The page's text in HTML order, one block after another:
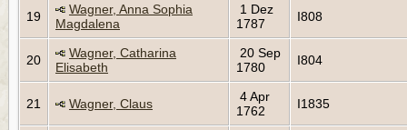
19
Wagner, Anna Sophia
Magdalena
1 Dez
1787
I808
20
Wagner, Catharina
Elisabeth
20 Sep
1780
I804
21 Wagner, Claus
4 Apr
1762
I1835